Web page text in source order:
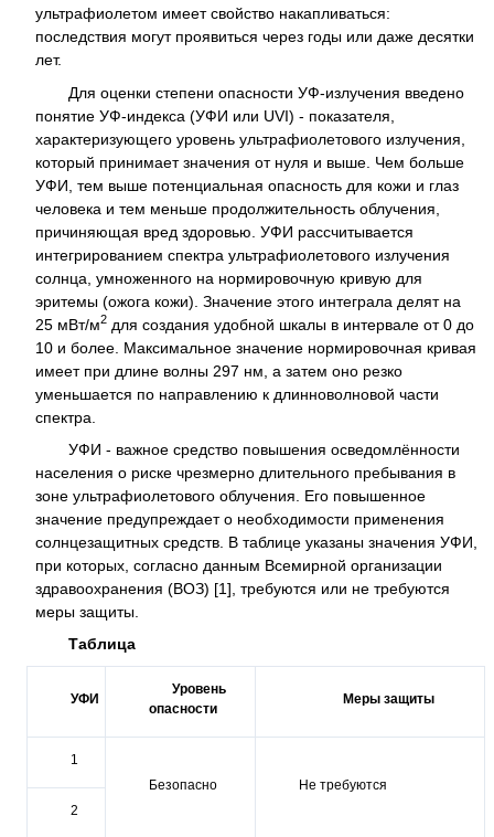
ультрафиолетом имеет свойство накапливаться:
последствия могут проявиться через годы или даже десятки
лет.
Для оценки степени опасности УФ-излучения введено
понятие УФ-индекса (УФИ или UVI) - показателя,
характеризующего уровень ультрафиолетового излучения,
который принимает значения от нуля и выше. Чем больше
УФИ, тем выше потенциальная опасность для кожи и глаз
человека и тем меньше продолжительность облучения,
причиняющая вред здоровью. УФИ рассчитывается
интегрированием спектра ультрафиолетового излучения
солнца, умноженного на нормировочную кривую для
эритемы (ожога кожи). Значение этого интеграла делят на
25 мВт/м2 для создания удобной шкалы в интервале от 0 до
10 и более. Максимальное значение нормировочная кривая
имеет при длине волны 297 нм, а затем оно резко
уменьшается по направлению к длинноволновой части
спектра.
УФИ - важное средство повышения осведомлённости
населения о риске чрезмерно длительного пребывания в
зоне ультрафиолетового облучения. Его повышенное
значение предупреждает о необходимости применения
солнцезащитных средств. В таблице указаны значения УФИ,
при которых, согласно данным Всемирной организации
здравоохранения (ВОЗ) [1], требуются или не требуются
меры защиты.
Таблица
УФИ
Уровень
опасности
Меры защиты
1
Безопасно
Не требуются
2